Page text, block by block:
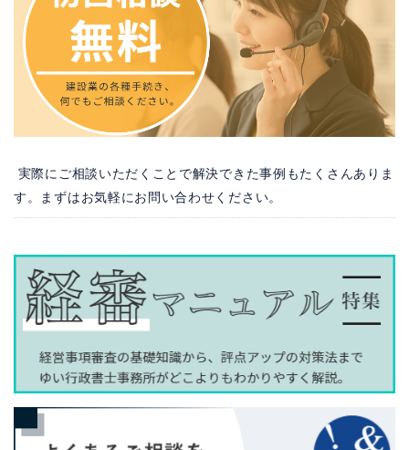
実際にご相談いただくことで解決できた事例もたくさんありま
す。まずはお気軽にお問い合わせください。